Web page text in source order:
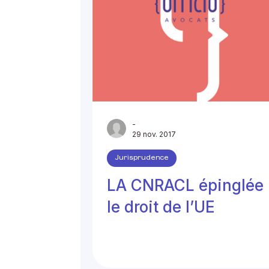
LA CNRACL épinglée
le droit de l’UE
Jurisprudence
-
29 nov. 2017